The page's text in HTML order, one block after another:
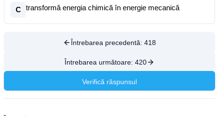
C transformă energia chimică în energie mecanică
Întrebarea precedentă: 418
Întrebarea următoare: 420
Verifică răspunsul